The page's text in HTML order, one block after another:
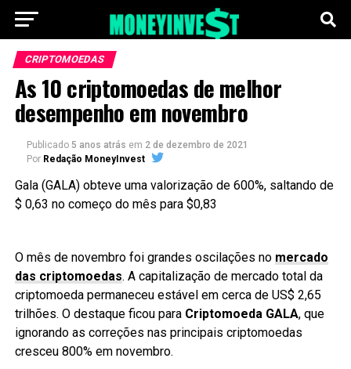
CRIPTOMOEDAS
As 10 criptomoedas de melhor
desempenho em novembro
Publicado 5 anos atrás em 2 de dezembro de 2021
Por Redação MoneyInvest
Gala (GALA) obteve uma valorização de 600%, saltando de
$ 0,63 no começo do mês para $0,83
O mês de novembro foi grandes oscilações no mercado
das criptomoedas. A capitalização de mercado total da
criptomoeda permaneceu estável em cerca de US$ 2,65
trilhões. O destaque ficou para Criptomoeda GALA, que
ignorando as correções nas principais criptomoedas
cresceu 800% em novembro.